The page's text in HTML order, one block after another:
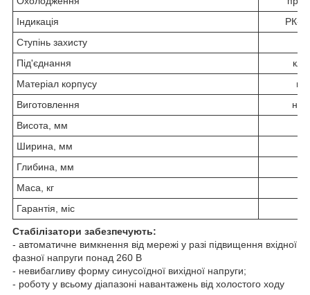
Індикація
РК-
Ступінь захисту
Під'єднання
Матеріал корпусу
Виготовлення
Висота, мм
Ширина, мм
Глибина, мм
Маса, кг
Гарантія, міс
Стабілізатори забезпечують:
- автоматичне вимкнення від мережі у разі підвищення вхідної
фазної напруги понад 260 В
- невибагливу форму синусоїдної вихідної напруги;
- роботу у всьому діапазоні навантажень від холостого ходу